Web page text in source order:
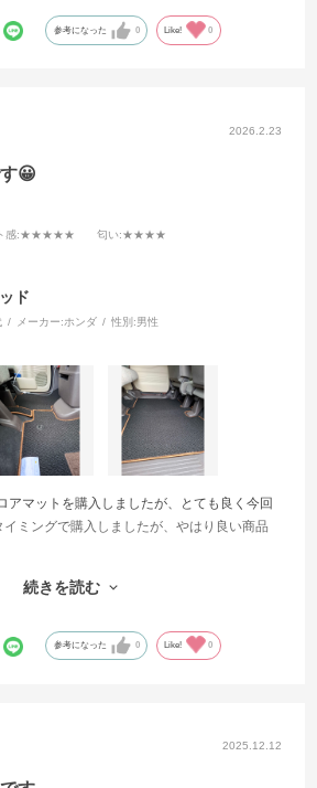
参考になった 0 Like! 0
2026.2.23
😀
感:★★★★★ 匂い:★★★★
ド
メーカー:ホンダ 性別:男性
アマットを購入しましたが、とても良く今回
ミングで購入しましたが、やはり良い商品
続きを読む
参考になった 0 Like! 0
2025.12.12